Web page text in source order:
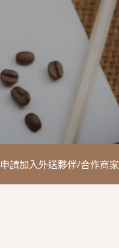
申請加入外送夥伴/合作商家